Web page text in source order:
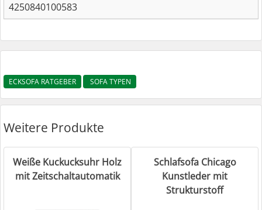
4250840100583
ECKSOFA RATGEBER SOFA TYPEN
Weitere Produkte
Weiße Kuckucksuhr Holz
mit Zeitschaltautomatik
Schlafsofa Chicago
Kunstleder mit
Strukturstoff